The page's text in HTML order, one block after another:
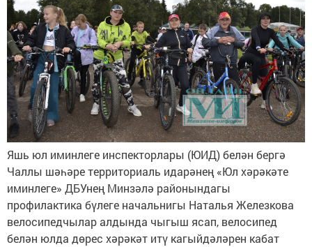
Яшь юл иминлеге инспекторлары (ЮИД) белән бергә
Чаллы шәһәре территориаль идарәнең «Юл хәрәкәте
иминлеге» ДБУнең Минзәлә районындагы
профилактика бүлеге начальнигы Наталья Железкова
велосипедчылар алдында чыгыш ясап, велосипед
белән юлда дөрес хәрәкәт итү кагыйдәләрен кабат